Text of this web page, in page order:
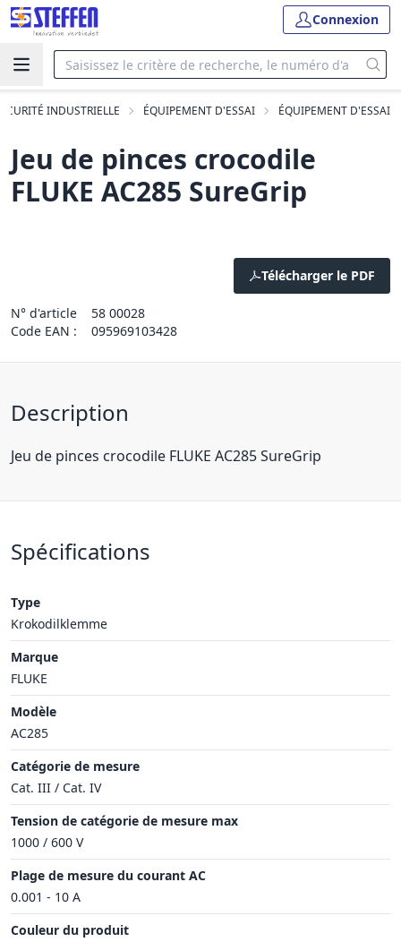
Connexion
INDUSTRIELLE ÉQUIPEMENT D'ESSAI ÉQUIPEMENT D'ESSAI
Jeu de pinces crocodile
FLUKE AC285 SureGrip
Télécharger le PDF
N° d'article
58 00028
Code EAN :
095969103428
Description
Jeu de pinces crocodile FLUKE AC285 SureGrip
Spécifications
Type
Krokodilklemme
Marque
FLUKE
Modèle
AC285
Catégorie de mesure
Cat. III / Cat. IV
Tension de catégorie de mesure max
1000 / 600 V
Plage de mesure du courant AC
0.001 - 10 A
Couleur du produit